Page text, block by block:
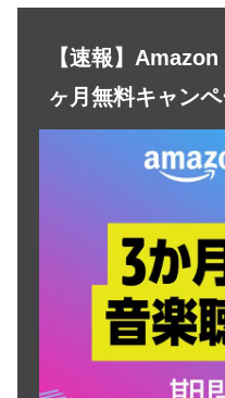
【速報】
ヶ月無料キャンペ